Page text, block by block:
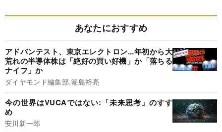
あなたにおすすめ
アドバンテスト、東京エレクトロン...年初から大
荒れの半導体株は「絶好の買い好機」か「落ちる
ナイフ」か
ダイヤモンド編集部,篭島裕亮
今の世界はVUCAではない:「未来思考」のすす
め
安川新一郎